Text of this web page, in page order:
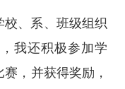
、系、班级组织
我还积极参加学
，并获得奖励，